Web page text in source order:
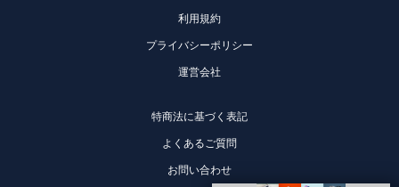
利用規約
プライバシーポリシー
運営会社
特商法に基づく表記
よくあるご質問
お問い合わせ